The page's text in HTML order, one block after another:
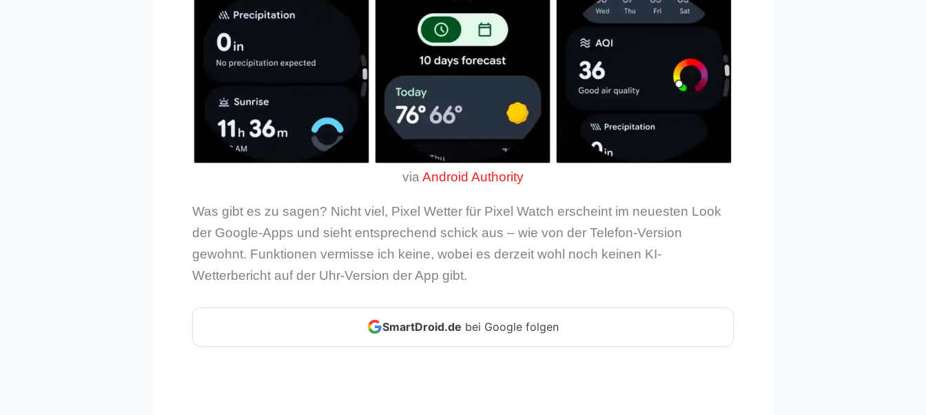
viaAndroid Authority
Was gibt es zu sagen? Nicht viel, Pixel Wetter für Pixel Watch erscheint im neuesten Look
der Google-Apps und sieht entsprechend schick aus – wie von der Telefon-Version
gewohnt. Funktionen vermisse ich keine, wobei es derzeit wohl noch keinen KI-
Wetterbericht auf der Uhr-Version der App gibt.
SmartDroid.de bei Google folgen